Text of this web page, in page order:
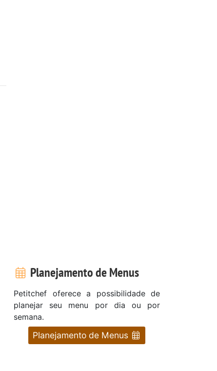
Planejamento de Menus
Petitchef oferece a possibilidade de
planejar seu menu por dia ou por
semana.
Planejamento de Menus